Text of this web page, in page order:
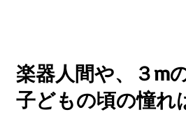
楽器人間や、３m
子どもの頃の憧れ